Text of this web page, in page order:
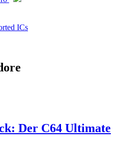
ICs
Der C64 Ultimate